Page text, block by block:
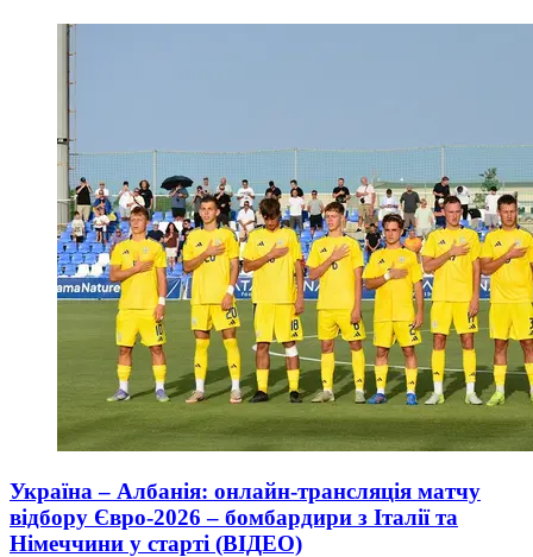
Україна – Албанія: онлайн-трансляція матчу
відбору Євро-2026 – бомбардири з Італії та
Німеччини у старті (ВІДЕО)